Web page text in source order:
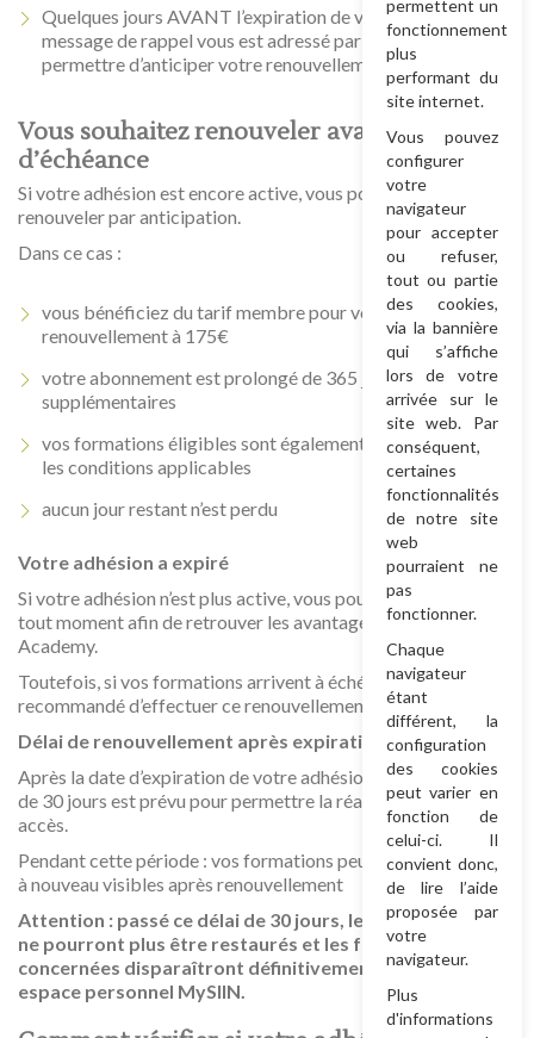
Quelques jours AVANT l’expiration de votre adhésion, un
message de rappel vous est adressé par email afin de vous
permettre d’anticiper votre renouvellement.
Vous souhaitez renouveler avant la date
d’échéance
Si votre adhésion est encore active, vous pouvez tout à fait la
renouveler par anticipation.
Dans ce cas :
vous bénéficiez du tarif membre pour votre
renouvellement à 175€
votre abonnement est prolongé de 365 jours
supplémentaires
vos formations éligibles sont également prolongées selon
les conditions applicables
aucun jour restant n’est perdu
Votre adhésion a expiré
Si votre adhésion n’est plus active, vous pouvez la renouveler à
tout moment afin de retrouver les avantages liés à la SIIN
Academy.
Toutefois, si vos formations arrivent à échéance, il est
recommandé d’effectuer ce renouvellement sans attendre.
Délai de renouvellement après expiration
Après la date d’expiration de votre adhésion, un délai maximal
de 30 jours est prévu pour permettre la réactivation de vos
accès.
Pendant cette période : vos formations peuvent être rendues
à nouveau visibles après renouvellement
Attention : passé ce délai de 30 jours, les accès expirés
ne pourront plus être restaurés et les formations
concernées disparaîtront définitivement de votre
espace personnel MySIIN.
permettent un
fonctionnement
plus
performant du
site internet.
Vous pouvez
configurer
votre
navigateur
pour accepter
ou refuser,
tout ou partie
des cookies,
via la bannière
qui s’affiche
lors de votre
arrivée sur le
site web. Par
conséquent,
certaines
fonctionnalités
de notre site
web
pourraient ne
pas
fonctionner.
Chaque
navigateur
étant
différent, la
configuration
des cookies
peut varier en
fonction de
celui-ci. Il
convient donc,
de lire l’aide
proposée par
votre
navigateur.
Plus
d'informations